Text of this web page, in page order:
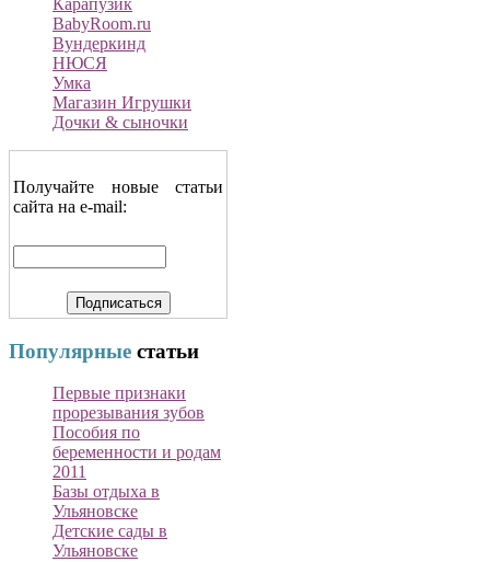
BabyRoom.ru
Вундеркинд
НЮСЯ
Умка
Магазин Игрушки
Дочки & сыночки
Получайте новые статьи
сайта на e-mail:
Популярные статьи
Первые признаки
прорезывания зубов
Пособия по
беременности и родам
2011
Базы отдыха в
Ульяновске
Детские сады в
Ульяновске